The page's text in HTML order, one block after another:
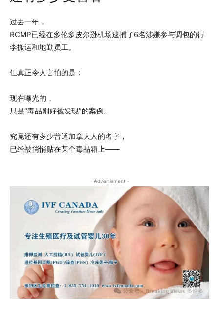
过去一年，
RCMP已经在多伦多皮尔逊机场逮捕了6名涉嫌参与调包的行
李搬运和地勤员工。
但真正令人害怕的是：
现在曝光的，
只是“毒品刚好被发现”的案例。
究竟还有多少普通加拿大人的名字，
已经被悄悄贴在某个毒品箱上——
- Advertisment -